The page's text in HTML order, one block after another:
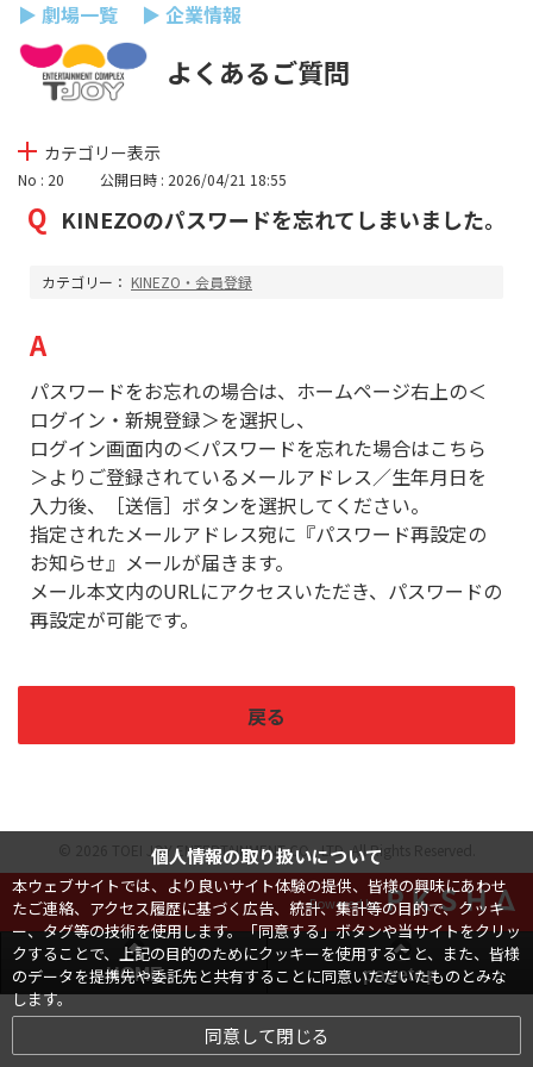
▶ 劇場一覧 ▶ 企業情報
よくあるご質問
個人情報の取り扱いについて
本ウェブサイトでは、より良いサイト体験の提供、皆様の興味にあわせ
たご連絡、アクセス履歴に基づく広告、統計、集計等の目的で、クッキ
ー、タグ等の技術を使用します。「同意する」ボタンや当サイトをクリッ
クすることで、上記の目的のためにクッキーを使用すること、また、皆様
のデータを提携先や委託先と共有することに同意いただいたものとみな
します。
同意して閉じる
カテゴリー表示
No : 20 公開日時 : 2026/04/21 18:55
KINEZOのパスワードを忘れてしまいました。
カテゴリー： KINEZO・会員登録
パスワードをお忘れの場合は、ホームページ右上の＜
ログイン・新規登録＞を選択し、
ログイン画面内の＜パスワードを忘れた場合はこちら
＞よりご登録されているメールアドレス／生年月日を
入力後、［送信］ボタンを選択してください。
指定されたメールアドレス宛に『パスワード再設定の
お知らせ』メールが届きます。
メール本文内のURLにアクセスいただき、パスワードの
再設定が可能です。
戻る
© 2026 TOEI JOY ENTERTAINMENT CO., LTD. All Rights Reserved.
Powered by
HOME pagetop